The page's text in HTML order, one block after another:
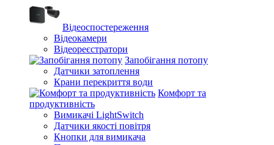
Відеоспостереження
Відеокамери
Відеореєстратори
Запобігання потопу
Датчики затоплення
Крани перекриття води
Комфорт та
продуктивність
Вимикачі LightSwitch
Датчики якості повітря
Кнопки для вимикача